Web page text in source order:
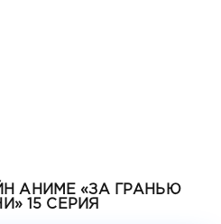
АНИМЕ «ЗА ГРАНЬЮ
15 СЕРИЯ